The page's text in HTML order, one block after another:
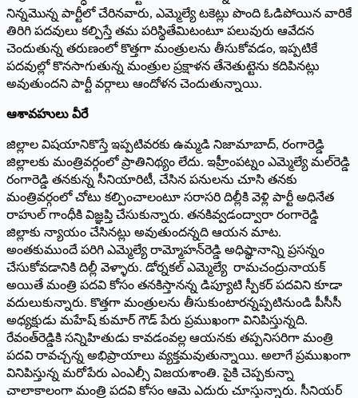
నిన్నమొన్న పార్టీలో చేరినవారు, ఎమ్మెల్యే టకెట్లు పొంది ఓడిపోయిన వారికే
తిరిగి పదవులు కల్పిస్తే తమ పరిస్థితేమిటంటూ పలువురు ఆవేదన
చెందుతున్న తరుణంలో కొత్తగా మంత్రులను తీసుకోవడం, ఇప్పటికే
పదవుల్లో కొనసాగుతున్న మంత్రుల ప్రక్షాళన తేనెతుట్టెను కదిపినట్లు
అవుతుందని పార్టీ వర్గాలు ఆందోళన చెందుతున్నాయి.
ఆశావ‌హులు వీరే
జిల్లాల విషయానికొస్తే ఇప్పటివరకు ఉమ్మడి నిజామాబాద్, రంగారెడ్డి
జిల్లాలకు మంత్రివర్గంలో ప్రాతినిథ్యం లేదు. ఇహ్రీంపట్నం ఎమ్మెల్యే మల్‌రెడ్డి
రంగారెడ్డి తనకున్న సీనియారిటీ, చేసిన పనులను చూసి తనకు
మంత్రివర్గంలో చోటు కల్పించాలంటూ సరాసరి దిల్లీకి వెళ్లి పార్టీ అధినేత
రాహుల్ గాంధీకి విజ్ఞప్తి చేసుకున్నారు. తనకివ్వడంద్వారా రంగారెడ్డి
జిల్లాకు న్యాయం చేసినట్లు అవుతుందన్నది ఆయన మాట.
అంతకుముందే పరిగి ఎమ్మెల్యే రామ్మోహన్‌రెడ్డి అధిష్థానాన్ని ప్రసన్నం
చేసుకోవడానికి దిల్లీ వెళ్ళారు. డోర్నకల్ ఎమ్మెల్యే రామచంద్రునాయక్
అయితే మంత్రి పదవి కోసం తనకిస్తానన్న డిప్యూటి స్పీకర్ పదవిని కూడా
వదులుకున్నారు. కొత్తగా మంత్రులను తీసుకుంటారన్నప్పటినుండి పీసీసీ
అధ్యక్షుడు మహేష్ కుమార్ గౌడ్ పేరు ప్రముఖంగా వినిపిస్తున్నది.
రేవంత్‌రెడ్డికి సన్నిహితుడు కావడంవల్ల ఆయనకు తప్పనిసరిగా మంత్రి
పదవి రావచ్చన్న అభిప్రాయాలు వ్యక్తమవుతున్నాయి. అలాగే ప్రముఖంగా
వినిపిస్తున్న మరోపేరు ఎంఎల్సీ విజయశాంతి. పైకి చెప్పకున్నా
చాలాకాలంగా మంత్రి పదవి కోసం ఆమె ఎదురు చూస్తున్నారు. సీనియర్